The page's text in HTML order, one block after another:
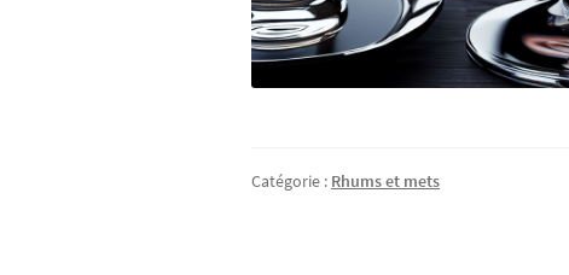
Catégorie : Rhums et mets